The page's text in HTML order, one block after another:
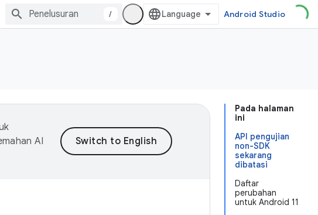
/ Android Studio
Pada halaman
ini
API pengujian
non-SDK
sekarang
dibatasi
Daftar
perubahan
untuk Android 11
AI